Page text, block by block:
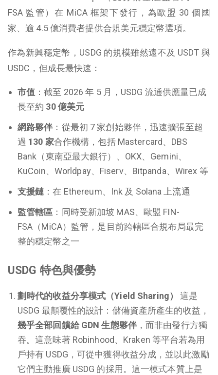
FSA 監管）在 MiCA 框架下發行，為歐盟 30 個國
家、逾 4.5 億消費者提供合規美元穩定幣選項。
作為新興穩定幣，USDG 的規模雖然遠不及 USDT 與
USDC，但成長最快速：
市值 ：截至 2026 年 5 月，USDG 流通供應量已成
長至約 30 億美元
網路夥伴：從最初 7 家創始夥伴，迅速擴張至超
過 130 家合作機構，包括 Mastercard、DBS
Bank（東南亞最大銀行）、OKX、Gemini、
KuCoin、Worldpay、Fiserv、Bitpanda、Wirex 等
支援鏈 ：在 Ethereum、Ink 及 Solana 上流通
監管轄區 ：同時受新加坡 MAS、歐盟 FIN-
FSA（MiCA）監管，是目前跨轄區合規布局最完
整的穩定幣之一
USDG 特色與優勢
劃時代的收益分享模式（Yield Sharing）
這是
USDG 最顛覆性的設計：儲備資產所產生的收益，
幾乎全部回饋給 GDN 生態夥伴，而非由發行方獨
吞。這意味著 Robinhood、Kraken 等平台若為用
戶持有 USDG，可從中獲得收益分成，並以此激勵
它們主動推廣 USDG 的採用。這一模式本質上是